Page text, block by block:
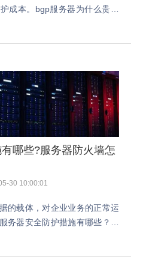
成本。bgp服务器为什么贵？
哪些?服务器防火墙怎
30 10:00:01
的载体，对企业业务的正常运
务器安全防护措施有哪些？今